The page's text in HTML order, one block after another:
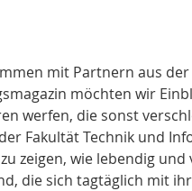
mit Partnern aus
möchten wir
werfen, die sonst
Fakultät Technik und
zeigen, wie lebendig
die sich tagtäglich mit